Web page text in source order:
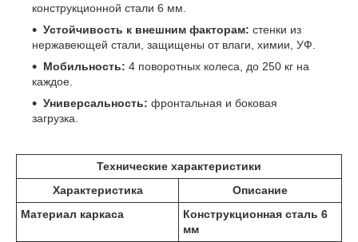
конструкционной стали 6 мм.
Устойчивость к внешним факторам: стенки из
нержавеющей стали, защищены от влаги, химии, УФ.
Мобильность: 4 поворотных колеса, до 250 кг на
каждое.
Универсальность: фронтальная и боковая
загрузка.
Технические характеристики
Характеристика
Описание
Материал каркаса
Конструкционная сталь 6
мм